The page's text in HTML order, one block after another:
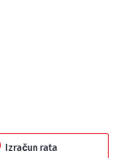
Izračun rata